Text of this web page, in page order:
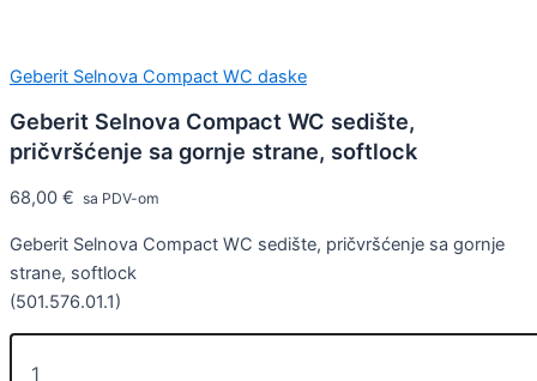
Geberit Selnova Compact WC daske
Geberit Selnova Compact WC sedište,
pričvršćenje sa gornje strane, softlock
68,00 € sa PDV-om
Geberit Selnova Compact WC sedište, pričvršćenje sa gornje
strane, softlock
(501.576.01.1)